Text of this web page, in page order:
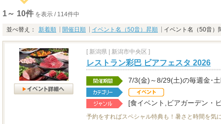
1～ 10件 を表示 / 114件中
並べ替え： 新着順 開催日順 イベント名（50音）昇順 イベント名（50音）
[ 新潟県 新潟市中央区 ]
レストラン彩巴 ビアフェスタ 2026
7/3(金)～8/29(土)の毎週金･
[食イベント,ビアガーデン・
予約をすればスペシャル特典も！暑さと時間を気